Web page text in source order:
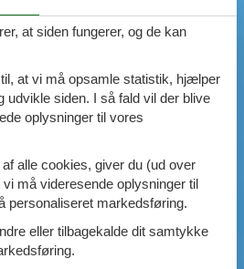
at siden fungerer, og de kan
at vi må opsamle statistik, hjælper
udvikle siden. I så fald vil der blive
oplysninger til vores
alle cookies, giver du (ud over
må videresende oplysninger til
personaliseret markedsføring.
eller tilbagekalde dit samtykke